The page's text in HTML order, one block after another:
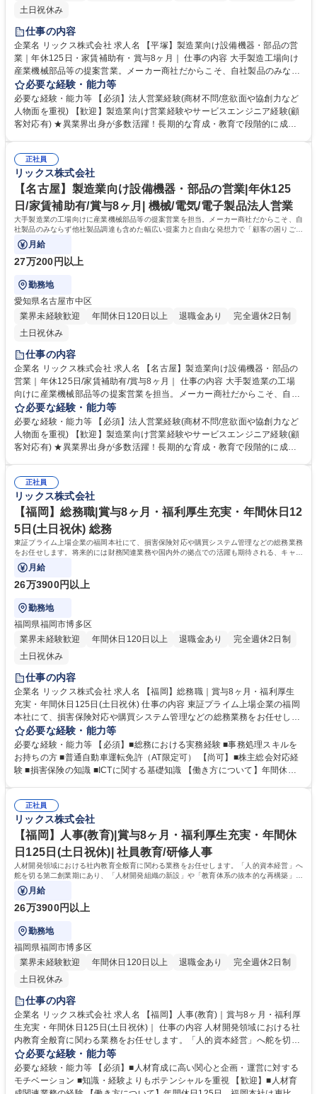
土日祝休み
仕事の内容
企業名 リックス株式会社 求人名 【平塚】製造業向け設備機器・部品の営
業｜年休125日・家賃補助有・賞与8ヶ月｜ 仕事の内容 大手製造工場向け
産業機械部品等の提案営業。メーカー商社だからこそ、自社製品のみなら
ず他社製品調達も含めた幅広い提案力と自由な発想力で顧客の困りごとに
向き合い、顧客の役に立つ課題解決を目指します。 ◆顧客ニーズや課題を
主体的に捉え、課題解決にむけた最適な商品やサービスを幅広い選択肢か
ら提案ができる自由度の高い顧客密着型営業です。 ◆自社製品でもある
由な発想で提案が可能です。メーカー商社の強みを活かし、技術部門と共
同で製品開発から取り組むケースもございます。 募集職種 【平塚】製造
業向け設備機器・部品の営業｜年休125日・家賃補助有・賞与8ヶ月｜
必要な経験・能力等
必要な経験・能力等 【必須】法人営業経験(商材不問/意欲面や協創力など
人物面を重視) 【歓迎】製造業向け営業経験やサービスエンジニア経験(顧
客対応有) ★異業界出身が多数活躍！長期的な育成・教育で段階的に成長
す。 （https://www.rix.co.jp/recruit/new/interviews/oneday/oneday02/）
＜組織風土＞組織横断でノウハウ共有を進める文化があり、社内情報共有
システムを通じて、他拠点での成功事例や次の1手に対するアドバイスが
得られる仕組みがあります。日々改善を図れる環境が整っています。 学
歴・資格 学歴：大学院 大学 高専 語学力： 資格：第一種運転免許普通自動
車
正社員
リックス株式会社
【名古屋】製造業向け設備機器・部品の営業|年休125
日/家賃補助有/賞与8ヶ月| 機械/電気/電子製品法人営業
大手製造業の工場向けに産業機械部品等の提案営業を担当。メーカー商社だからこそ、自
社製品のみならず他社製品調達も含めた幅広い提案力と自由な発想力で「顧客の困りごと
を解決する」ソリューション営業です。
月給
27万200円以上
勤務地
愛知県名古屋市中区
業界未経験歓迎
年間休日120日以上 退職金あり
完全週休2日制
土日祝休み
仕事の内容
企業名 リックス株式会社 求人名 【名古屋】製造業向け設備機器・部品の
営業｜年休125日/家賃補助有/賞与8ヶ月｜ 仕事の内容 大手製造業の工場
向けに産業機械部品等の提案営業を担当。メーカー商社だからこそ、自社
製品のみならず他社製品調達も含めた幅広い提案力と自由な発想力で「顧
客の困りごとを解決する」ソリューション営業です。 ◆顧客ニーズや課題
を主体的に捉え、課題解決にむけた最適な商品やサービスを幅広い選択肢
から提案ができる自由度の高い顧客密着型営業です。 ◆自社製品でもある
由な発想で提案が可能です。メーカー商社の強みを活かし、技術部門と共
同で製品開発から取り組むケースもございます。 募集職種 【名古屋】製
造業向け設備機器・部品の営業｜年休125日/家賃補助有/賞与8ヶ月｜
必要な経験・能力等
必要な経験・能力等 【必須】法人営業経験(商材不問/意欲面や協創力など
人物面を重視) 【歓迎】製造業向け営業経験やサービスエンジニア経験(顧
客対応有) ★異業界出身が多数活躍！長期的な育成・教育で段階的に成長
す。 （https://www.rix.co.jp/recruit/new/interviews/oneday/oneday02/）
＜組織風土＞組織横断でノウハウ共有を進める文化があり、社内情報共有
システムを通じて、他拠点での成功事例や次の1手に対するアドバイスが
得られる仕組みがあります。日々改善を図れる環境が整っています。 学
歴・資格 学歴：大学院 大学 高専 語学力： 資格：第一種運転免許普通自動
車
正社員
リックス株式会社
【福岡】総務職|賞与8ヶ月・福利厚生充実・年間休日12
5日(土日祝休) 総務
東証プライム上場企業の福岡本社にて、損害保険対応や購買システム管理などの総務業務
をお任せします。将来的には財務関連業務や国内外の拠点での活躍も期待される、キャリ
ア形成に最適な総合職採用です。
月給
26万3900円以上
勤務地
福岡県福岡市博多区
業界未経験歓迎
年間休日120日以上 退職金あり
完全週休2日制
土日祝休み
仕事の内容
企業名 リックス株式会社 求人名 【福岡】総務職｜賞与8ヶ月・福利厚生
充実・年間休日125日(土日祝休) 仕事の内容 東証プライム上場企業の福岡
本社にて、損害保険対応や購買システム管理などの総務業務をお任せしま
す。将来的には財務関連業務や国内外の拠点での活躍も期待される、キャ
リア形成に最適な総合職採用です。 ■損害保険に関する担当業務全般 ■社
内稟議書の受付・管理、購買システムの運用管理 ■通信機器（スマホ・電
話）や複合機などの備品手配・管理 ■その他、バックオフィスから会社経
日祝休)
必要な経験・能力等
必要な経験・能力等 【必須】■総務における実務経験 ■事務処理スキルを
お持ちの方 ■普通自動車運転免許（AT限定可） 【尚可】■株主総会対応経
験 ■損害保険の知識 ■ICTに関する基礎知識 【働き方について】年間休日1
み】110年以上の歴史を持つ独立系商社でありながら、製造機能も持つ
「メーカー商社」として唯一無二の立ち位置を確立しています。 学歴・資
格 学歴：大学院 大学 語学力： 資格：第一種運転免許普通自動車 日商簿記
検定2級 日商簿記検定1級
正社員
リックス株式会社
【福岡】人事(教育)|賞与8ヶ月・福利厚生充実・年間休
日125日(土日祝休)| 社員教育/研修人事
人材開発領域における社内教育全般育に関わる業務をお任せします。「人的資本経営」へ
舵を切る第二創業期にあり、「人材開発組織の新設」や「教育体系の抜本的な再構築」が
将来的な組織ミッションとなります。
月給
26万3900円以上
勤務地
福岡県福岡市博多区
業界未経験歓迎
年間休日120日以上 退職金あり
完全週休2日制
土日祝休み
仕事の内容
企業名 リックス株式会社 求人名 【福岡】人事(教育)｜賞与8ヶ月・福利厚
生充実・年間休日125日(土日祝休)｜ 仕事の内容 人材開発領域における社
内教育全般育に関わる業務をお任せします。「人的資本経営」へ舵を切る
第二創業期にあり、「人材開発組織の新設」や「教育体系の抜本的な再構
築」が将来的な組織ミッションとなります。 (1) 新入社員・若手社員教育
(2) 教育計画の立案・運営・フォローアップ (3) 昇格試験の管理・運営 (4)
人材育成関連の補助金申請（業務内容の変更の範囲）当社業務全般 （業務
必要な経験・能力等
必要な経験・能力等 【必須】■人材育成に高い関心と企画・運営に対する
モチベーション ■知識・経験よりもポテンシャルを重視 【歓迎】■人材育